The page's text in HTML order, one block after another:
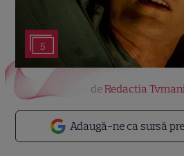
5
Adaugă-ne ca sursă
deRedactia